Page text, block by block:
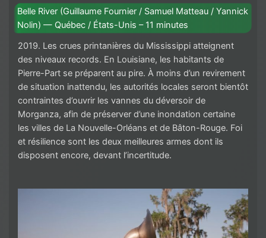
Belle River (Guillaume Fournier / Samuel Matteau / Yannick
Nolin) — Québec / États-Unis – 11 minutes
2019. Les crues printanières du Mississippi atteignent
des niveaux records. En Louisiane, les habitants de
Pierre-Part se préparent au pire. À moins d’un revirement
de situation inattendu, les autorités locales seront bientôt
contraintes d’ouvrir les vannes du déversoir de
Morganza, afin de préserver d’une inondation certaine
les villes de La Nouvelle-Orléans et de Bâton-Rouge. Foi
et résilience sont les deux meilleures armes dont ils
disposent encore, devant l’incertitude.